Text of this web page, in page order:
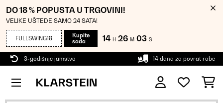
DO 18 % POPUSTA U TRGOVINI!
VELIKE UŠTEDE SAMO 24 SATA!
FULLSWING18
Kupite
sada
14 H 26 M 03 S
3-godišnje jamstvo 14 dana za povrat robe